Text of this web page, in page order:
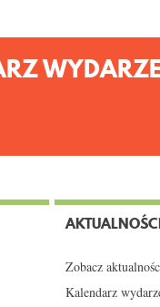
Zobacz
Kalendarz